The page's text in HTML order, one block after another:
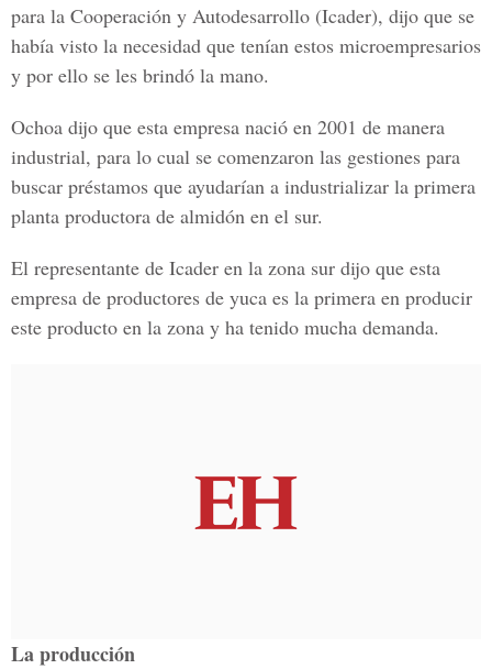
para la Cooperación y Autodesarrollo (Icader), dijo que se
había visto la necesidad que tenían estos microempresarios
y por ello se les brindó la mano.
Ochoa dijo que esta empresa nació en 2001 de manera
industrial, para lo cual se comenzaron las gestiones para
buscar préstamos que ayudarían a industrializar la primera
planta productora de almidón en el sur.
El representante de Icader en la zona sur dijo que esta
empresa de productores de yuca es la primera en producir
este producto en la zona y ha tenido mucha demanda.
La producción